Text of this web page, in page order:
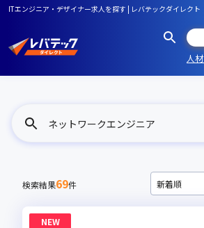
ITエンジニア・デザイナー求人を探す | レバテックダイレクト
人
ネットワークエンジニア
検索結果69件
NEW